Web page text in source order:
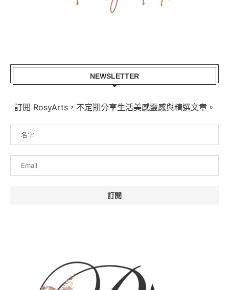
NEWSLETTER
訂閱 RosyArts，不定期分享生活美感靈感與精選文章。